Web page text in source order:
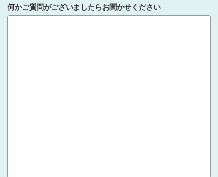
何かご質問がございましたらお聞かせください